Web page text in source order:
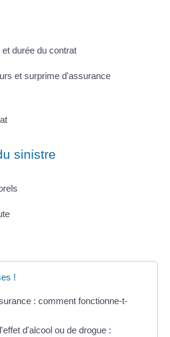
durée du contrat
et surprime d'assurance
sinistre
!
: comment fonctionne-t-
d'alcool ou de drogue :